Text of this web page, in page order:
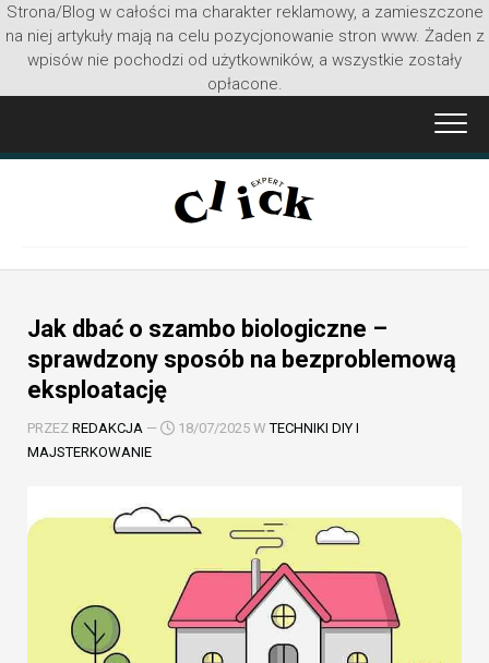
Strona/Blog w całości ma charakter reklamowy, a zamieszczone
na niej artykuły mają na celu pozycjonowanie stron www. Żaden z
wpisów nie pochodzi od użytkowników, a wszystkie zostały
opłacone.
treści
Jak dbać o szambo biologiczne –
sprawdzony sposób na bezproblemową
eksploatację
PRZEZ REDAKCJA — 18/07/2025 WTECHNIKI DIY I
MAJSTERKOWANIE